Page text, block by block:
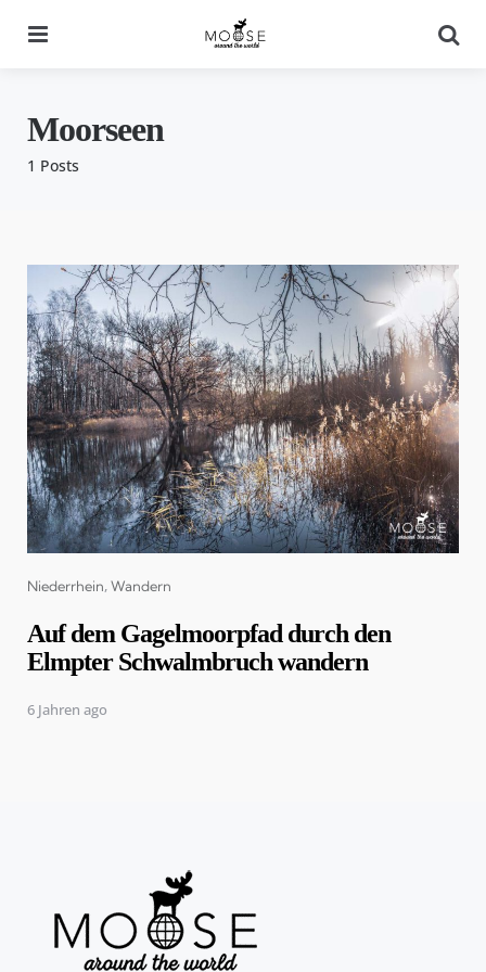
1 Posts
Moorseen
Categories
Niederrhein Wandern
Auf dem Gagelmoorpfad durch den
Elmpter Schwalmbruch wandern
6 Jahren ago